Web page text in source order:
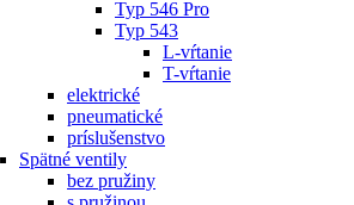
Typ 546 Pro
Typ 543
L-vŕtanie
T-vŕtanie
elektrické
pneumatické
príslušenstvo
Spätné ventily
bez pružiny